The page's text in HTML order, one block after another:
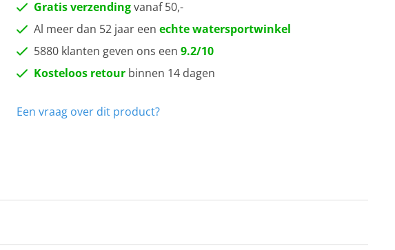
Gratis verzendingvanaf 50,-
Al meer dan 52 jaar een echte watersportwinkel
5880 klanten geven ons een 9.2/10
Kosteloos retourbinnen 14 dagen
Een vraag over dit product?